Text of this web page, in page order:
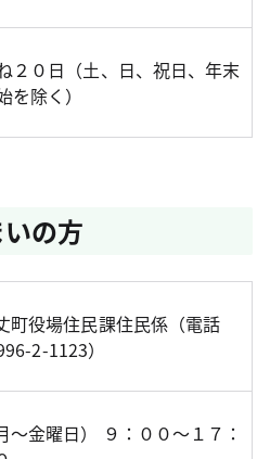
２０日（土、日、祝日、年末
を除く）
の方
町役場住民課住民係（電話
2-1123）
～金曜日） ９：００～１７：